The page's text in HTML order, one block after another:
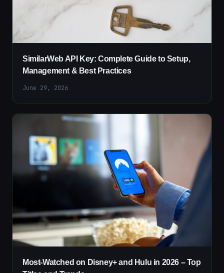
SimilarWeb API Key: Complete Guide to Setup,
Management & Best Practices
June 29, 2026
Most-Watched on Disney+ and Hulu in 2026 – Top